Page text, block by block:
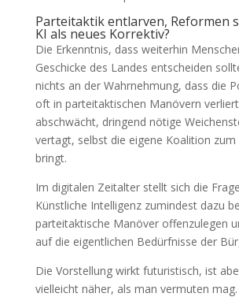
Parteitaktik entlarven, Reformen
KI als neues Korrektiv?
Die Erkenntnis, dass weiterhin
Geschicke des Landes entscheiden
nichts an der Wahrnehmung, dass die
oft in parteitaktischen Manövern
abschwächt, dringend nötige
vertagt, selbst die eigene Koalition zum
bringt.
Im digitalen Zeitalter stellt sich die
Künstliche Intelligenz zumindest dazu
parteitaktische Manöver offenzulegen
auf die eigentlichen Bedürfnisse der
Die Vorstellung wirkt futuristisch, ist
vielleicht näher, als man vermuten